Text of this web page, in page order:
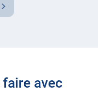
chevron_right
avec